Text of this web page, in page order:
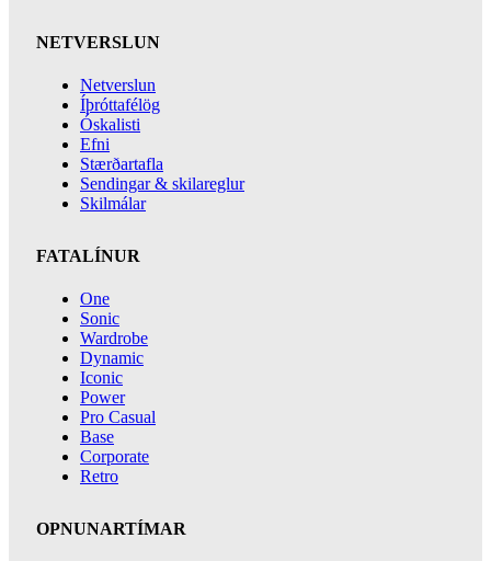
NETVERSLUN
Netverslun
Íþróttafélög
Óskalisti
Efni
Stærðartafla
Sendingar & skilareglur
Skilmálar
FATALÍNUR
One
Sonic
Wardrobe
Dynamic
Iconic
Power
Pro Casual
Base
Corporate
Retro
OPNUNARTÍMAR